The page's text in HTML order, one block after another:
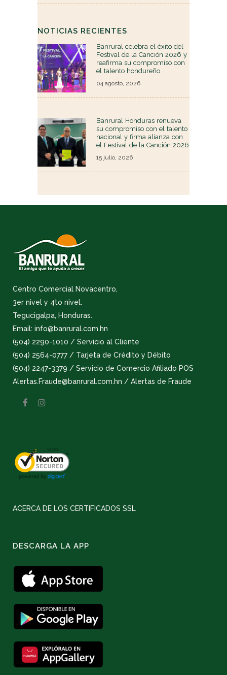
NOTICIAS RECIENTES
Banrural celebra el éxito del
Festival de la Canción 2026 y
reafirma su compromiso con
el talento hondureño
04 agosto, 2026
Banrural Honduras renueva
su compromiso con el talento
nacional y firma alianza con
el Festival de la Canción 2026
15 julio, 2026
Centro Comercial Novacentro,
3er nivel y 4to nivel.
Tegucigalpa, Honduras.
Email: info@banrural.com.hn
(504) 2290-1010 / Servicio al Cliente
(504) 2564-0777 / Tarjeta de Crédito y Débito
(504) 2247-3379 / Servicio de Comercio Afiliado POS
Alertas.Fraude@banrural.com.hn / Alertas de Fraude
ACERCA DE LOS CERTIFICADOS SSL
DESCARGA LA APP